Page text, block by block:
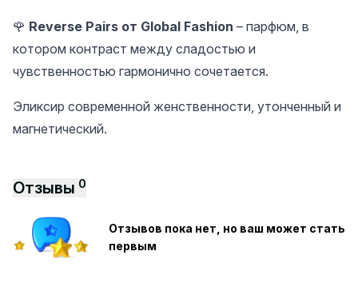
🌹 Reverse Pairs от Global Fashion – парфюм, в
котором контраст между сладостью и
чувственностью гармонично сочетается.
Эликсир современной женственности, утонченный и
магнетический.
Отзывы 0
Отзывов пока нет, но ваш может стать
первым